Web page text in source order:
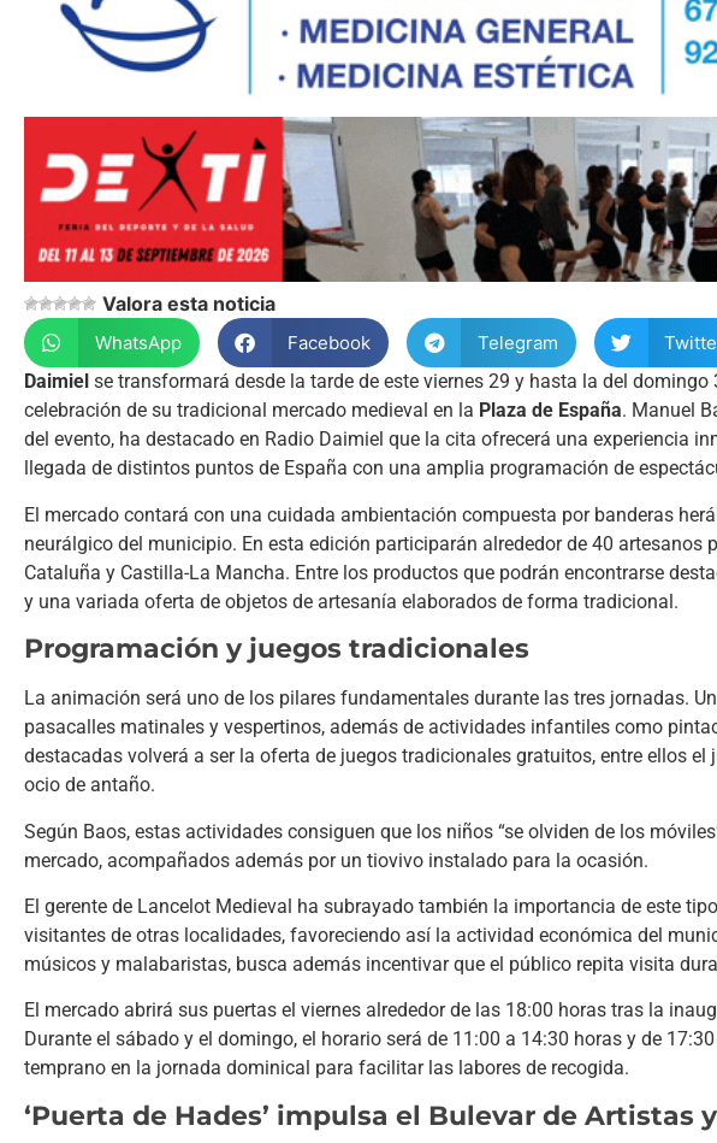
Valora esta noticia
WhatsApp Facebook Telegram
Daimiel se transformará desde la tarde de este viernes 29 y hasta la del
celebración de su tradicional mercado medieval en la Plaza de España. Manuel
del evento, ha destacado en Radio Daimiel que la cita ofrecerá una experiencia
llegada de distintos puntos de España con una amplia programación de
El mercado contará con una cuidada ambientación compuesta por banderas
neurálgico del municipio. En esta edición participarán alrededor de 40 artesanos
Cataluña y Castilla-La Mancha. Entre los productos que podrán encontrarse
y una variada oferta de objetos de artesanía elaborados de forma tradicional.
Programación y juegos tradicionales
La animación será uno de los pilares fundamentales durante las tres jornadas.
pasacalles matinales y vespertinos, además de actividades infantiles como
destacadas volverá a ser la oferta de juegos tradicionales gratuitos, entre ellos
ocio de antaño.
Según Baos, estas actividades consiguen que los niños “se olviden de los
mercado, acompañados además por un tiovivo instalado para la ocasión.
El gerente de Lancelot Medieval ha subrayado también la importancia de este
visitantes de otras localidades, favoreciendo así la actividad económica del
músicos y malabaristas, busca además incentivar que el público repita visita
El mercado abrirá sus puertas el viernes alrededor de las 18:00 horas tras la
Durante el sábado y el domingo, el horario será de 11:00 a 14:30 horas y de
temprano en la jornada dominical para facilitar las labores de recogida.
‘Puerta de Hades’ impulsa el Bulevar de Artistas